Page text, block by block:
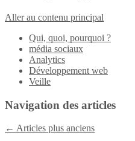
Aller au contenu principal
Qui, quoi, pourquoi ?
média sociaux
Analytics
Développement web
Veille
Navigation des articles
← Articles plus anciens